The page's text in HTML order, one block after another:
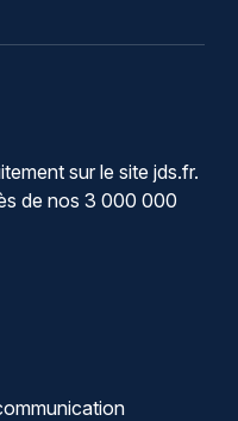
sur le site jds.fr.
de nos 3 000 000